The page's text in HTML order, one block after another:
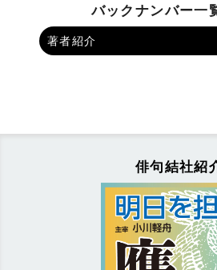
バックナンバー一
著者紹介
俳句結社紹